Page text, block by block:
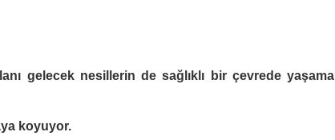
gelecek nesillerin de sağlıklı bir çevrede yaşama
koyuyor.